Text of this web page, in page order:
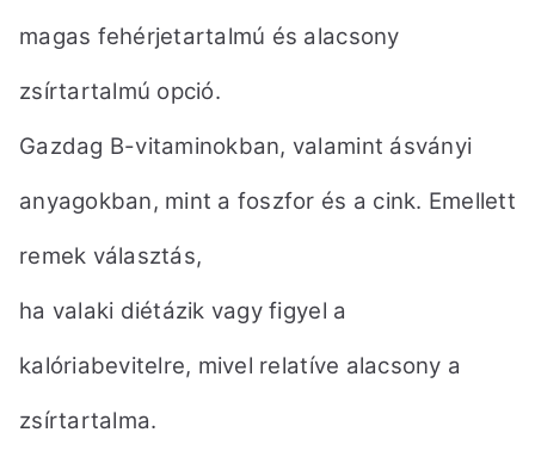
magas fehérjetartalmú és alacsony
zsírtartalmú opció.
Gazdag B-vitaminokban, valamint ásványi
anyagokban, mint a foszfor és a cink. Emellett
remek választás,
ha valaki diétázik vagy figyel a
kalóriabevitelre, mivel relatíve alacsony a
zsírtartalma.